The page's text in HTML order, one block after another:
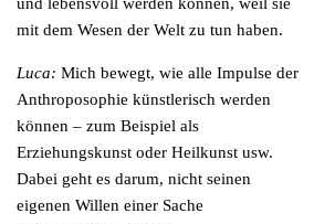
mit dem Wesen der Welt zu tun haben.
Luca: Mich bewegt, wie alle Impulse der
Anthroposophie künstlerisch werden
können – zum Beispiel als
Erziehungskunst oder Heilkunst usw.
Dabei geht es darum, nicht seinen
eigenen Willen einer Sache